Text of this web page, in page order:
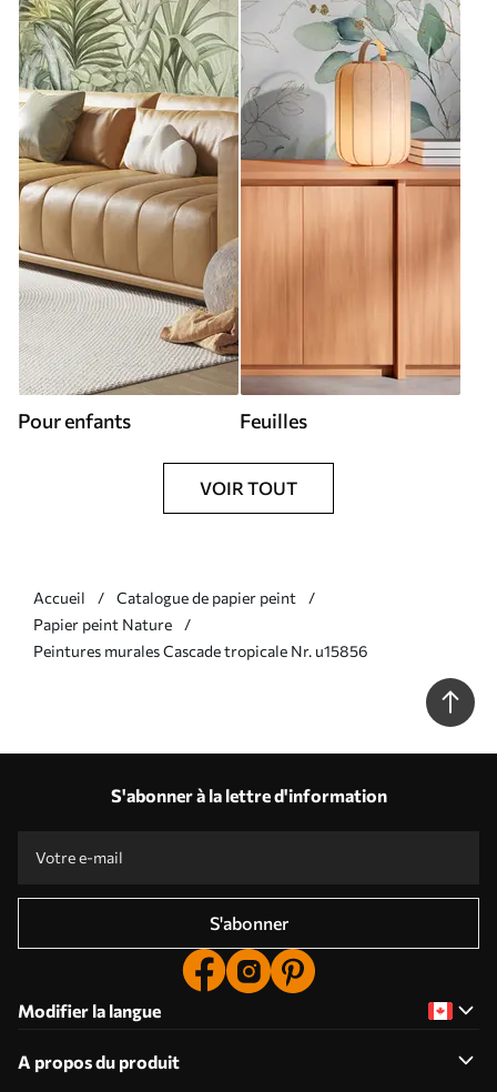
Pour enfants Feuilles
VOIR TOUT
Accueil
Catalogue de papier peint
Papier peint Nature
Peintures murales Cascade tropicale Nr. u15856
S'abonner à la lettre d'information
S'abonner
Modifier la langue
A propos du produit